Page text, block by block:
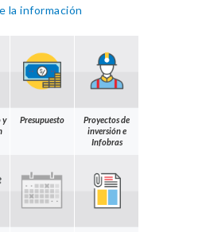
la información
y
Presupuesto
Proyectos de
inversión e
Infobras